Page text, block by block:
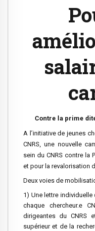
Contre la prime
A l’initiative de jeunes
CNRS, une nouvelle
sein du CNRS contre la
et pour la revalorisation
Deux voies de
1) Une lettre individuelle
chaque chercheur.e
dirigeantes du CNRS
supérieur et de la